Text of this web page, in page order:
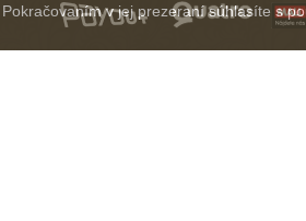
v jej prezeraní súhlasíte s